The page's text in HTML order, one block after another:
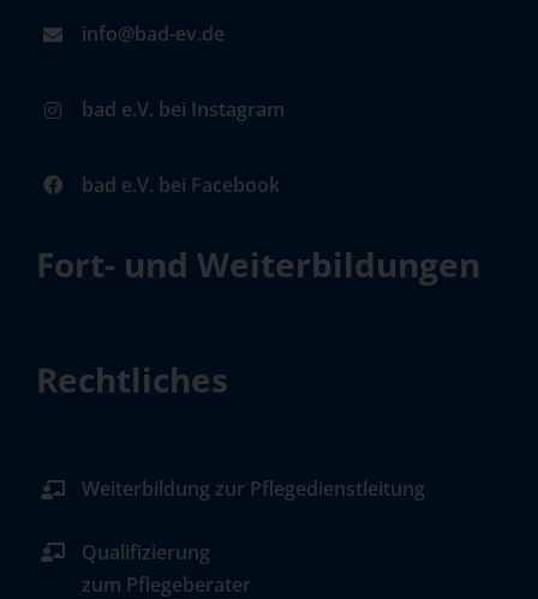
info@bad-ev.de
bad e.V. bei Instagram
bad e.V. bei Facebook
Fort- und Weiterbildungen
Rechtliches
Weiterbildung zur Pflegedienstleitung
Qualifizierung
zum Pflegeberater